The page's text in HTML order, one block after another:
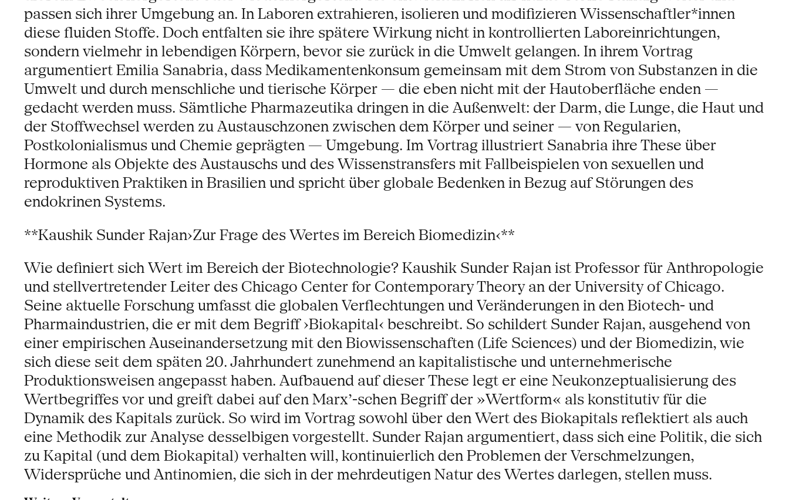
passen sich ihrer Umgebung an. In Laboren extrahieren, isolieren und modifizieren Wissenschaftler*innen
diese fluiden Stoffe. Doch entfalten sie ihre spätere Wirkung nicht in kontrollierten Laboreinrichtungen,
sondern vielmehr in lebendigen Körpern, bevor sie zurück in die Umwelt gelangen. In ihrem Vortrag
argumentiert Emilia Sanabria, dass Medikamentenkonsum gemeinsam mit dem Strom von Substanzen in die
Umwelt und durch menschliche und tierische Körper — die eben nicht mit der Hautoberfläche enden —
gedacht werden muss. Sämtliche Pharmazeutika dringen in die Außenwelt: der Darm, die Lunge, die Haut und
der Stoffwechsel werden zu Austauschzonen zwischen dem Körper und seiner — von Regularien,
Postkolonialismus und Chemie geprägten — Umgebung. Im Vortrag illustriert Sanabria ihre These über
Hormone als Objekte des Austauschs und des Wissenstransfers mit Fallbeispielen von sexuellen und
reproduktiven Praktiken in Brasilien und spricht über globale Bedenken in Bezug auf Störungen des
endokrinen Systems.
**Kaushik Sunder Rajan›Zur Frage des Wertes im Bereich Biomedizin‹**
Wie definiert sich Wert im Bereich der Biotechnologie? Kaushik Sunder Rajan ist Professor für Anthropologie
und stellvertretender Leiter des Chicago Center for Contemporary Theory an der University of Chicago.
Seine aktuelle Forschung umfasst die globalen Verflechtungen und Veränderungen in den Biotech- und
Pharmaindustrien, die er mit dem Begriff ›Biokapital‹ beschreibt. So schildert Sunder Rajan, ausgehend von
einer empirischen Auseinandersetzung mit den Biowissenschaften (Life Sciences) und der Biomedizin, wie
sich diese seit dem späten 20. Jahrhundert zunehmend an kapitalistische und unternehmerische
Produktionsweisen angepasst haben. Aufbauend auf dieser These legt er eine Neukonzeptualisierung des
Wertbegriffes vor und greift dabei auf den Marx’-schen Begriff der »Wertform« als konstitutiv für die
Dynamik des Kapitals zurück. So wird im Vortrag sowohl über den Wert des Biokapitals reflektiert als auch
eine Methodik zur Analyse desselbigen vorgestellt. Sunder Rajan argumentiert, dass sich eine Politik, die sich
zu Kapital (und dem Biokapital) verhalten will, kontinuierlich den Problemen der Verschmelzungen,
Widersprüche und Antinomien, die sich in der mehrdeutigen Natur des Wertes darlegen, stellen muss.